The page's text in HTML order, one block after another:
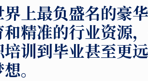
上最负盛名的豪
精准的行业资源
训到毕业甚至更
。